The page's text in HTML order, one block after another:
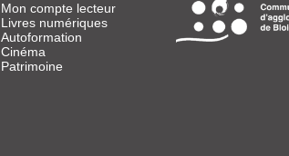
Mon compte lecteur
Livres numériques
Autoformation
Cinéma
Patrimoine